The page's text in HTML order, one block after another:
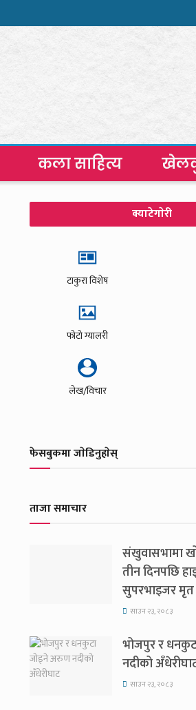
कला साहित्य
क्याटेगाेरी
टाकुरा विशेष
फोटो ग्यालरी
लेख/विचार
फेसबुकमा जाेडिनुहाेस्
ताजा समाचार
संखुवासभामा
तीन दिनपछि
सुपरभाइजर
साउन २३, २०८३
भोजपुर र
नदीको
साउन २३, २०८३